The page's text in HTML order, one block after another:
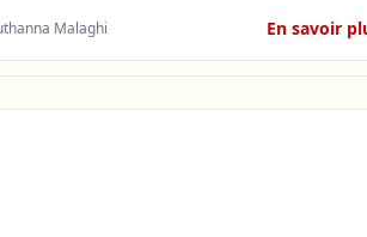
Malaghi En savoir